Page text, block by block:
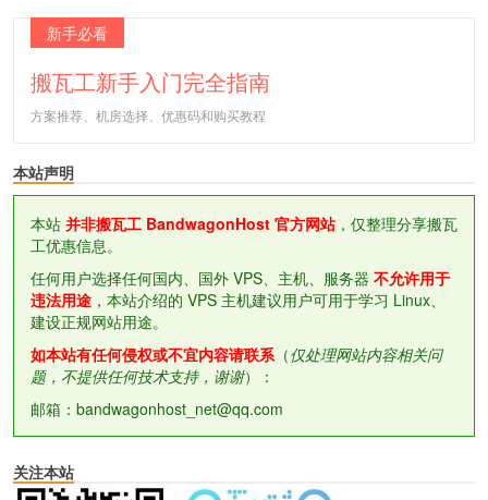
新手必看
搬瓦工新手入门完全指南
方案推荐、机房选择、优惠码和购买教程
本站声明
本站 并非搬瓦工 BandwagonHost 官方网站，仅整理分享搬瓦
工优惠信息。
任何用户选择任何国内、国外 VPS、主机、服务器 不允许用于
违法用途 ，本站介绍的 VPS 主机建议用户可用于学习 Linux、
建设正规网站用途。
如本站有任何侵权或不宜内容请联系（仅处理网站内容相关问
题，不提供任何技术支持，谢谢）：
邮箱：bandwagonhost_net@qq.com
关注本站